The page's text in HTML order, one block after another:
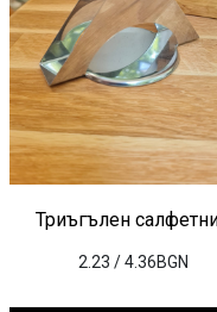
Триъгълен
2.23 / 4.36BGN